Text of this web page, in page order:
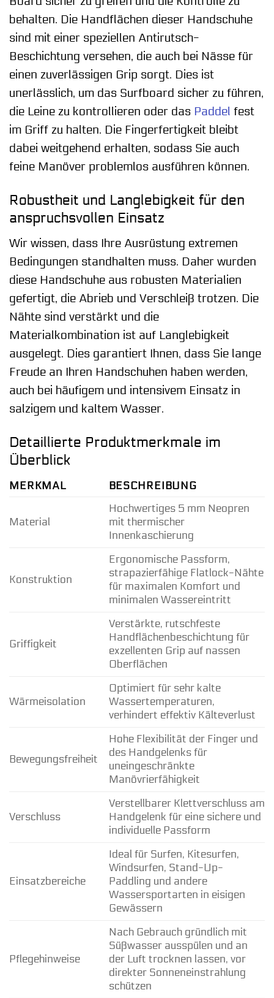
behalten. Die Handflächen dieser Handschuhe
sind mit einer speziellen Antirutsch-
Beschichtung versehen, die auch bei Nässe für
einen zuverlässigen Grip sorgt. Dies ist
unerlässlich, um das Surfboard sicher zu führen,
die Leine zu kontrollieren oder das Paddel fest
im Griff zu halten. Die Fingerfertigkeit bleibt
dabei weitgehend erhalten, sodass Sie auch
feine Manöver problemlos ausführen können.
Robustheit und Langlebigkeit für den
anspruchsvollen Einsatz
Wir wissen, dass Ihre Ausrüstung extremen
Bedingungen standhalten muss. Daher wurden
diese Handschuhe aus robusten Materialien
gefertigt, die Abrieb und Verschleiß trotzen. Die
Nähte sind verstärkt und die
Materialkombination ist auf Langlebigkeit
ausgelegt. Dies garantiert Ihnen, dass Sie lange
Freude an Ihren Handschuhen haben werden,
auch bei häufigem und intensivem Einsatz in
salzigem und kaltem Wasser.
Detaillierte Produktmerkmale im
Überblick
MERKMAL BESCHREIBUNG
Material
Hochwertiges 5 mm Neopren
mit thermischer
Innenkaschierung
Konstruktion
Ergonomische Passform,
strapazierfähige Flatlock-Nähte
für maximalen Komfort und
minimalen Wassereintritt
Griffigkeit
Verstärkte, rutschfeste
Handflächenbeschichtung für
exzellenten Grip auf nassen
Oberflächen
Wärmeisolation
Optimiert für sehr kalte
Wassertemperaturen,
verhindert effektiv Kälteverlust
Bewegungsfreiheit
Hohe Flexibilität der Finger und
des Handgelenks für
uneingeschränkte
Manövrierfähigkeit
Verschluss
Verstellbarer Klettverschluss am
Handgelenk für eine sichere und
individuelle Passform
Einsatzbereiche
Ideal für Surfen, Kitesurfen,
Windsurfen, Stand-Up-
Paddling und andere
Wassersportarten in eisigen
Gewässern
Pflegehinweise
Nach Gebrauch gründlich mit
Süßwasser ausspülen und an
der Luft trocknen lassen, vor
direkter Sonneneinstrahlung
schützen